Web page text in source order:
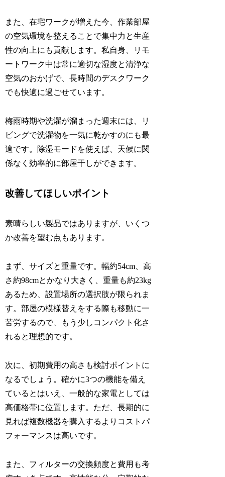
また、在宅ワークが増えた今、作業部屋
の空気環境を整えることで集中力と生産
性の向上にも貢献します。私自身、リモ
ートワーク中は常に適切な湿度と清浄な
空気のおかげで、長時間のデスクワーク
でも快適に過ごせています。
梅雨時期や洗濯が溜まった週末には、リ
ビングで洗濯物を一気に乾かすのにも最
適です。除湿モードを使えば、天候に関
係なく効率的に部屋干しができます。
改善してほしいポイント
素晴らしい製品ではありますが、いくつ
か改善を望む点もあります。
まず、サイズと重量です。幅約54cm、高
さ約98cmとかなり大きく、重量も約23kg
あるため、設置場所の選択肢が限られま
す。部屋の模様替えをする際も移動に一
苦労するので、もう少しコンパクト化さ
れると理想的です。
次に、初期費用の高さも検討ポイントに
なるでしょう。確かに3つの機能を備え
ているとはいえ、一般的な家電としては
高価格帯に位置します。ただ、長期的に
見れば複数機器を購入するよりコストパ
フォーマンスは高いです。
また、フィルターの交換頻度と費用も考